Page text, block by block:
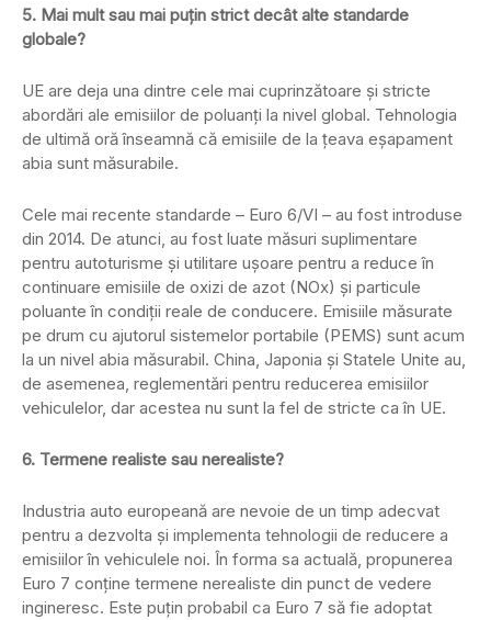
5. Mai mult sau mai puțin strict decât alte standarde
globale?
UE are deja una dintre cele mai cuprinzătoare și stricte
abordări ale emisiilor de poluanți la nivel global. Tehnologia
de ultimă oră înseamnă că emisiile de la țeava eșapament
abia sunt măsurabile.
Cele mai recente standarde – Euro 6/VI – au fost introduse
din 2014. De atunci, au fost luate măsuri suplimentare
pentru autoturisme și utilitare ușoare pentru a reduce în
continuare emisiile de oxizi de azot (NOx) și particule
poluante în condiții reale de conducere. Emisiile măsurate
pe drum cu ajutorul sistemelor portabile (PEMS) sunt acum
la un nivel abia măsurabil. China, Japonia și Statele Unite au,
de asemenea, reglementări pentru reducerea emisiilor
vehiculelor, dar acestea nu sunt la fel de stricte ca în UE.
6. Termene realiste sau nerealiste?
Industria auto europeană are nevoie de un timp adecvat
pentru a dezvolta și implementa tehnologii de reducere a
emisiilor în vehiculele noi. În forma sa actuală, propunerea
Euro 7 conține termene nerealiste din punct de vedere
ingineresc. Este puțin probabil ca Euro 7 să fie adoptat